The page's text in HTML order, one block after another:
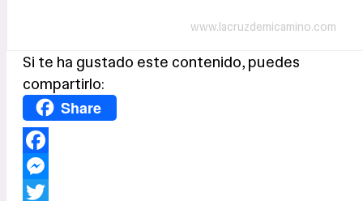
www.lacruzdemicamino.com
Si te ha gustado este contenido, puedes
compartirlo:
Share
Facebook
Messenger